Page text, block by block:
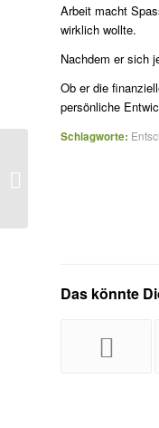
Arbeit macht
wirklich wollte.
Nachdem er sich
Ob er die
persönliche
Schlagworte:
Das könnte